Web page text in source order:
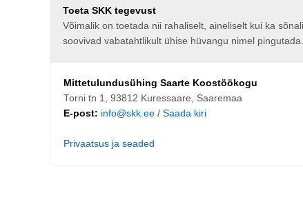
Toeta SKK tegevust
Võimalik on toetada nii rahaliselt, aineliselt kui ka
soovivad vabatahtlikult ühise hüvangu nimel pingutada.
Mittetulundusühing Saarte Koostöökogu
Torni tn 1, 93812 Kuressaare, Saaremaa
E-post: info@skk.ee/ Saada kiri
Privaatsus ja seaded